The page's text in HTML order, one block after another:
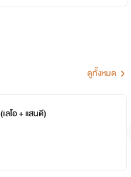
ดูทั้งหมด
รักไปแล้วจะให้ทำไง (เลโอ + แสนดี)